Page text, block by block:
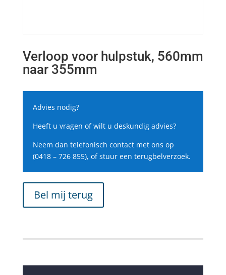
Verloop voor hulpstuk, 560mm
naar 355mm
Advies nodig?
Heeft u vragen of wilt u deskundig advies?
Neem dan telefonisch contact met ons op
(0418 – 726 855), of stuur een terugbelverzoek.
Bel mij terug